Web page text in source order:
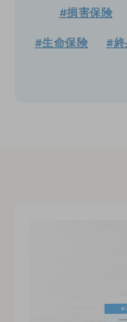
#損害保険
#生命保険 #終